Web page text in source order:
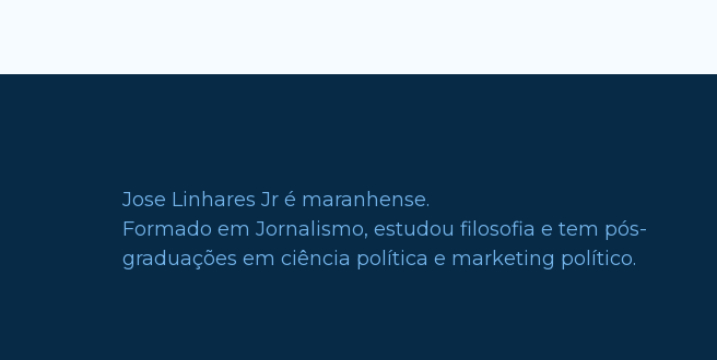
Jose Linhares Jr é maranhense.
Formado em Jornalismo, estudou filosofia e tem pós-
graduações em ciência política e marketing político.